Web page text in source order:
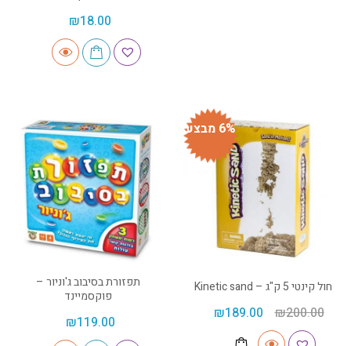
₪18.00
6% מבצע
חול קינטי 5 ק"ג – Kinetic sand
₪200.00
₪189.00
תפזורת בסיבוב ג'וניור –
פוקסמיינד
₪119.00